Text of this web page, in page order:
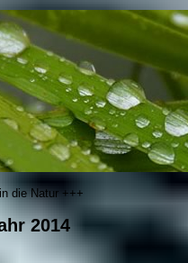
die Natur +++
2014